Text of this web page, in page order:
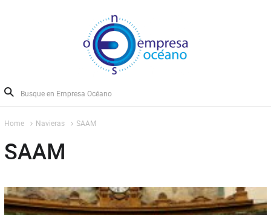
Home Navieras SAAM
SAAM